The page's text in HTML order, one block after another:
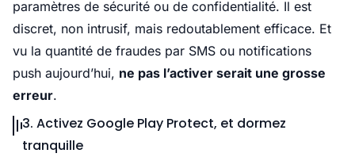
paramètres de sécurité ou de confidentialité. Il est
discret, non intrusif, mais redoutablement efficace. Et
vu la quantité de fraudes par SMS ou notifications
push aujourd’hui, ne pas l’activer serait une grosse
erreur.
3. Activez Google Play Protect, et dormez
tranquille